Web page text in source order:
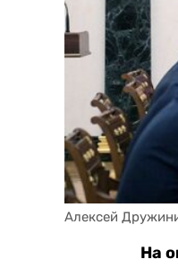
Алексей
На